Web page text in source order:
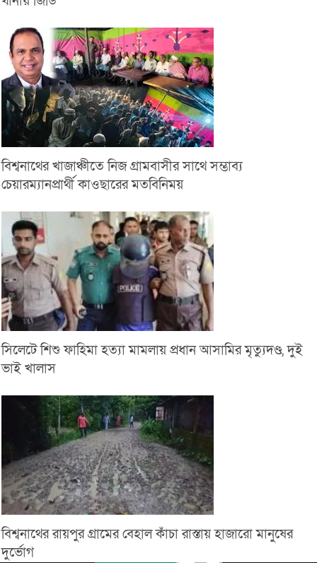
বিশ্বনাথের খাজাঞ্চীতে নিজ গ্রামবাসীর সাথে সম্ভাব্য
চেয়ারম্যানপ্রার্থী কাওছারের মতবিনিময়
সিলেটে শিশু ফাহিমা হত্যা মামলায় প্রধান আসামির মৃত্যুদণ্ড, দুই
ভাই খালাস
বিশ্বনাথের রায়পুর গ্রামের বেহাল কাঁচা রাস্তায় হাজারো মানুষের
দুর্ভোগ